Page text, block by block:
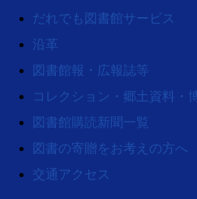
だれでも図書館サービス
沿革
図書館報・広報誌等
コレクション・郷土資料・
図書館購読新聞一覧
図書の寄贈をお考えの方へ
交通アクセス